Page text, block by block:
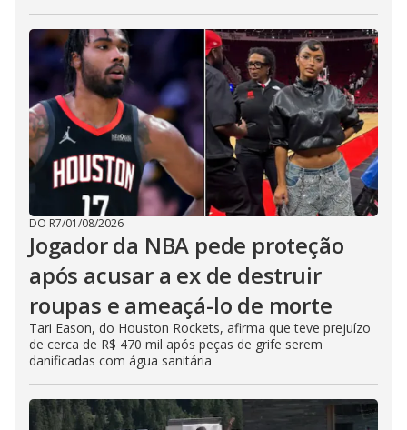
DO R7/01/08/2026
Jogador da NBA pede proteção
após acusar a ex de destruir
roupas e ameaçá-lo de morte
Tari Eason, do Houston Rockets, afirma que teve prejuízo
de cerca de R$ 470 mil após peças de grife serem
danificadas com água sanitária